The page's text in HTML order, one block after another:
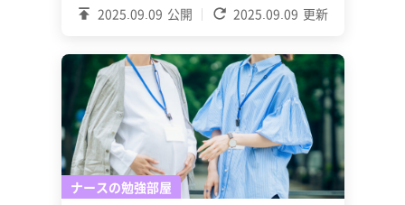
2025.09.09 公開 2025.09.09 更新
ナースの勉強部屋